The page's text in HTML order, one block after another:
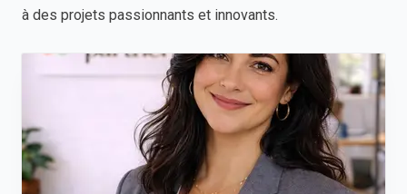
à des projets passionnants et innovants.